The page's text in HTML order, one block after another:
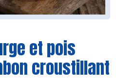
et pois
croustillant